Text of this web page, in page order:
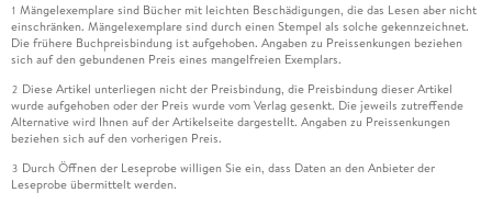
1 Mängelexemplare sind Bücher mit leichten Beschädigungen, die das Lesen aber nicht
einschränken. Mängelexemplare sind durch einen Stempel als solche gekennzeichnet.
Die frühere Buchpreisbindung ist aufgehoben. Angaben zu Preissenkungen beziehen
sich auf den gebundenen Preis eines mangelfreien Exemplars.
2 Diese Artikel unterliegen nicht der Preisbindung, die Preisbindung dieser Artikel
wurde aufgehoben oder der Preis wurde vom Verlag gesenkt. Die jeweils zutreffende
Alternative wird Ihnen auf der Artikelseite dargestellt. Angaben zu Preissenkungen
beziehen sich auf den vorherigen Preis.
3 Durch Öffnen der Leseprobe willigen Sie ein, dass Daten an den Anbieter der
Leseprobe übermittelt werden.